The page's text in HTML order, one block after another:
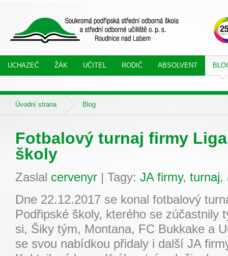
UCHAZEČ ŽÁK UČITEL RODIČ ABSOLVENT
Úvodní strana Blog
Fotbalový turnaj firmy
školy
Zaslal cervenyr | Tagy: JA firmy, turnaj,
Dne 22.12.2017 se konal fotbalový
Podřipské školy, kterého se zúčastnily
si, Šiky tým, Montana, FC Bukkake a
se svou nabídkou přidaly i další JA